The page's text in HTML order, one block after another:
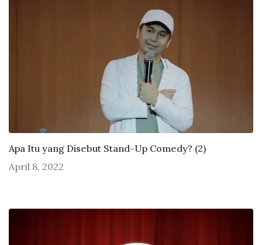
Apa Itu yang Disebut Stand-Up Comedy? (2)
April 8, 2022